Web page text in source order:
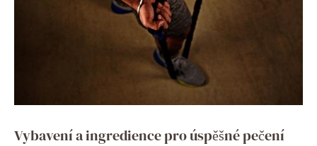
Vybavení a ingredience pro úspěšné pečení